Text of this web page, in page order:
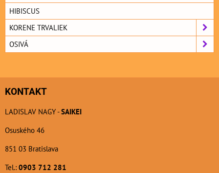
HIBISCUS
KORENE TRVALIEK
OSIVÁ
KONTAKT
LADISLAV NAGY -SAIKEI
Osuského 46
851 03 Bratislava
Tel.: 0903 712 281